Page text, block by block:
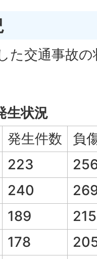
た交通事故
生状況
発生件数
負
223
240
189
215
178